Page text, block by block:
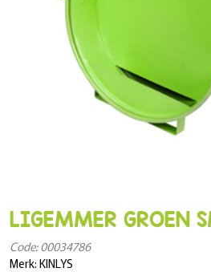
LIGEMMER GROEN
Code: 00034786
Merk: KINLYS